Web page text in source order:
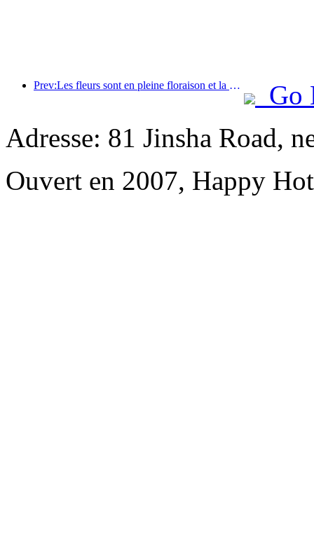
Prev:Les fleurs sont en pleine floraison et la poésie est appréciée ensemble : le festival de la déesse des fleurs Ten-Li démarre en beauté !
Go
Adresse: 81 Jinsha Road,
Ouvert en 2007, Happy